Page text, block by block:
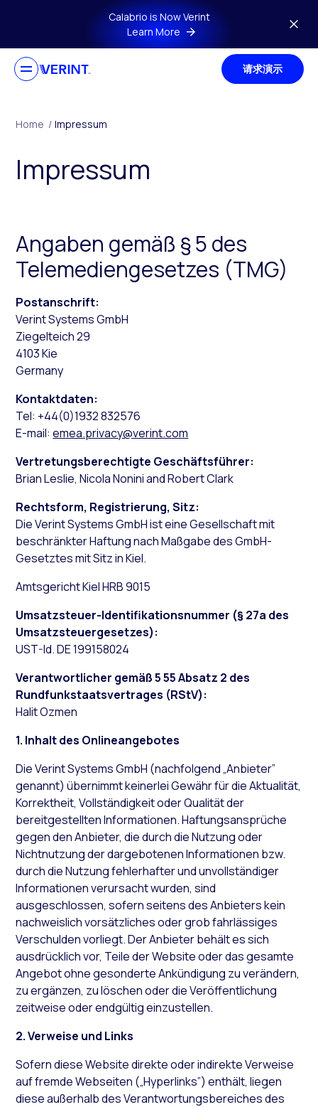
Skip to main contentCalabrio is Now Verint
Learn More
请求演示
Home / Impressum
Impressum
Angaben gemäß § 5 des
Telemediengesetzes (TMG)
Postanschrift:
Verint Systems GmbH
Ziegelteich 29
4103 Kie
Germany
Kontaktdaten:
Tel: +44(0)1932 832576
E-mail:emea.privacy@verint.com
Vertretungsberechtigte Geschäftsführer:
Brian Leslie, Nicola Nonini and Robert Clark
Rechtsform, Registrierung, Sitz:
Die Verint Systems GmbH ist eine Gesellschaft mit
beschränkter Haftung nach Maßgabe des GmbH-
Gesetztes mit Sitz in Kiel.
Amtsgericht Kiel HRB 9015
Umsatzsteuer-Identifikationsnummer (§ 27a des
Umsatzsteuergesetzes):
UST-Id. DE 199158024
Verantwortlicher gemäß 5 55 Absatz 2 des
Rundfunkstaatsvertrages (RStV):
Halit Ozmen
1. Inhalt des Onlineangebotes
Die Verint Systems GmbH (nachfolgend „Anbieter”
genannt) übernimmt keinerlei Gewähr für die Aktualität,
Korrektheit, Vollständigkeit oder Qualität der
bereitgestellten Informationen. Haftungsansprüche
gegen den Anbieter, die durch die Nutzung oder
Nichtnutzung der dargebotenen Informationen bzw.
durch die Nutzung fehlerhafter und unvollständiger
Informationen verursacht wurden, sind
ausgeschlossen, sofern seitens des Anbieters kein
nachweislich vorsätzliches oder grob fahrlässiges
Verschulden vorliegt. Der Anbieter behält es sich
ausdrücklich vor, Teile der Website oder das gesamte
Angebot ohne gesonderte Ankündigung zu verändern,
zu ergänzen, zu löschen oder die Veröffentlichung
zeitweise oder endgültig einzustellen.
2. Verweise und Links
Sofern diese Website direkte oder indirekte Verweise
auf fremde Webseiten („Hyperlinks”) enthält, liegen
diese außerhalb des Verantwortungsbereiches des